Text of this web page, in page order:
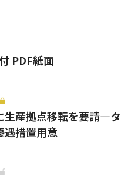
PDF紙面
生産拠点移転を要請—タ
遇措置用意